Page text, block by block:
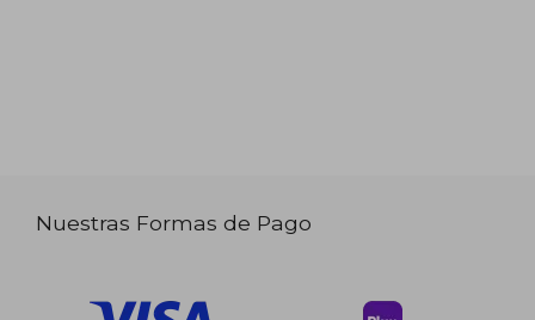
Nuestras Formas de Pago